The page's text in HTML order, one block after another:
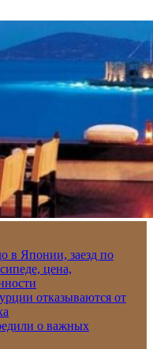
в Японии, заезд по
цена,
отказываются от
о важных